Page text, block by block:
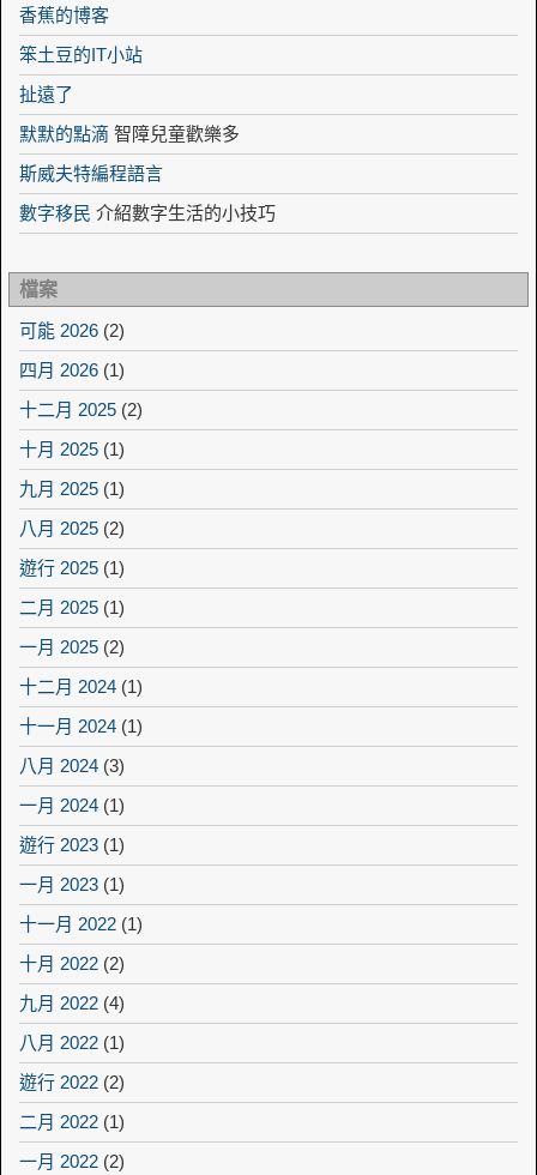
香蕉的博客
笨土豆的IT小站
扯遠了
默默的點滴 智障兒童歡樂多
斯威夫特編程語言
數字移民 介紹數字生活的小技巧
檔案
可能 2026 (2)
四月 2026 (1)
十二月 2025 (2)
十月 2025 (1)
九月 2025 (1)
八月 2025 (2)
遊行 2025 (1)
二月 2025 (1)
一月 2025 (2)
十二月 2024 (1)
十一月 2024 (1)
八月 2024 (3)
一月 2024 (1)
遊行 2023 (1)
一月 2023 (1)
十一月 2022 (1)
十月 2022 (2)
九月 2022 (4)
八月 2022 (1)
遊行 2022 (2)
二月 2022 (1)
一月 2022 (2)